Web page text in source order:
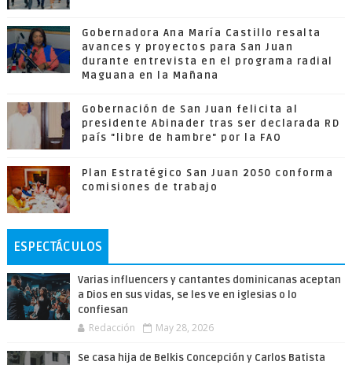
Gobernadora Ana María Castillo resalta
avances y proyectos para San Juan
durante entrevista en el programa radial
Maguana en la Mañana
Gobernación de San Juan felicita al
presidente Abinader tras ser declarada RD
país "libre de hambre" por la FAO
Plan Estratégico San Juan 2050 conforma
comisiones de trabajo
ESPECTÁCULOS
Varias influencers y cantantes dominicanas aceptan
a Dios en sus vidas, se les ve en iglesias o lo
confiesan
Redacción May 28, 2026
Se casa hija de Belkis Concepción y Carlos Batista